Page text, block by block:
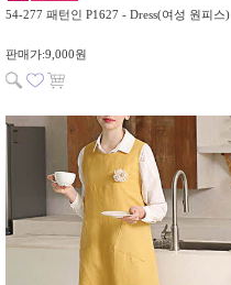
54-277 패턴인 P1627 - Dress(여성 원피스)
판매가:9,000원